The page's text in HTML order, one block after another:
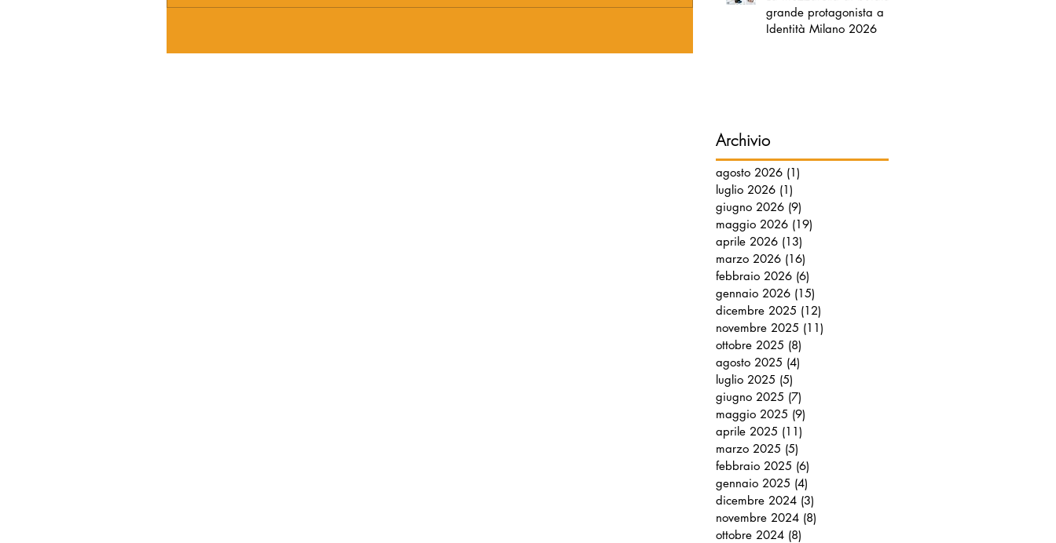
grande protagonista a
Identità Milano 2026
Archivio
agosto 2026 (1)
luglio 2026 (1)
giugno 2026 (9)
maggio 2026 (19)
aprile 2026 (13)
marzo 2026 (16)
febbraio 2026 (6)
gennaio 2026 (15)
dicembre 2025 (12)
novembre 2025 (11)
ottobre 2025 (8)
agosto 2025 (4)
luglio 2025 (5)
giugno 2025 (7)
maggio 2025 (9)
aprile 2025 (11)
marzo 2025 (5)
febbraio 2025 (6)
gennaio 2025 (4)
dicembre 2024 (3)
novembre 2024 (8)
ottobre 2024 (8)